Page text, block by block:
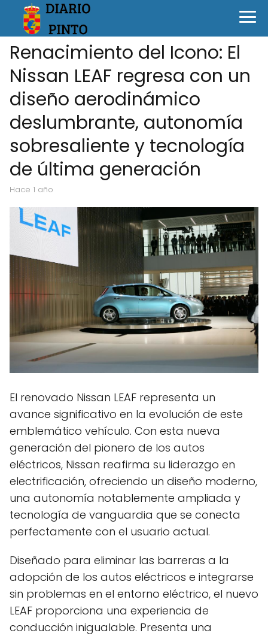
Renacimiento del Icono: El
Nissan LEAF regresa con un
diseño aerodinámico
deslumbrante, autonomía
sobresaliente y tecnología
de última generación
hace 1 año
El renovado Nissan LEAF representa un
avance significativo en la evolución de este
emblemático vehículo. Con esta nueva
generación del pionero de los autos
eléctricos, Nissan reafirma su liderazgo en
electrificación, ofreciendo un diseño moderno,
una autonomía notablemente ampliada y
tecnología de vanguardia que se conecta
perfectamente con el usuario actual.
Diseñado para eliminar las barreras a la
adopción de los autos eléctricos e integrarse
sin problemas en el entorno eléctrico, el nuevo
LEAF proporciona una experiencia de
conducción inigualable. Presenta una